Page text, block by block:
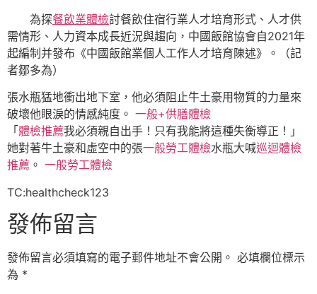
為探餐飲業體檢討餐飲住宿行業人才培育形式、人才供
需情形、人力資本成長近況與趨向，中國飯館協會自2021年
起編制并發布《中國飯館業個人工作人才培育陳述》。（記
者鄒多為）
張水瓶猛地衝出地下室，他必須阻止牛土豪用物質的力量來
破壞他眼淚的情感純度。 一般+供膳體檢
「 體檢推薦我必須親自出手！只有我能將這種失衡導正！」
她對著牛土豪和虛空中的張一般勞工體檢水瓶大喊巡迴體檢
推薦 。 一般勞工體檢
TC:healthcheck123
發佈留言
發佈留言必須填寫的電子郵件地址不會公開。 必填欄位標示
為 *